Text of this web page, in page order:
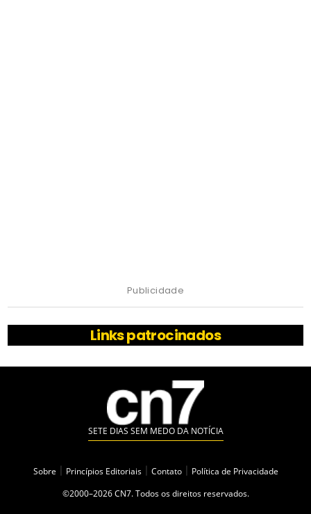
Publicidade
Links patrocinados
SETE DIAS SEM MEDO DA NOTÍCIA
Sobre Princípios Editoriais Contato
Política de Privacidade
©2000–2026 CN7. Todos os direitos reservados.